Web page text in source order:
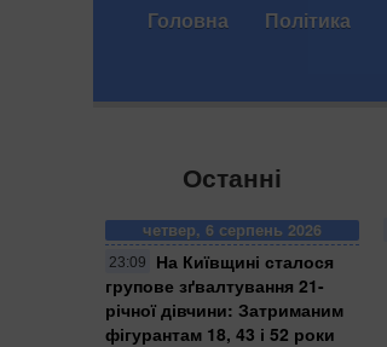
Головна Політика
Останні
четвер, 6 серпень 2026
23:09
На Київщині сталося
групове зґвалтування 21-
річної дівчини: Затриманим
фігурантам 18, 43 і 52 роки